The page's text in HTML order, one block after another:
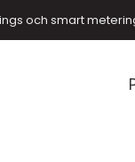
och smart